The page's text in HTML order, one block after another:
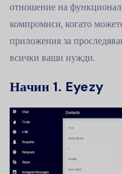
отношение на
компромиси, когато
приложения за
всички ваши нужди.
Начин 1. Eyezy